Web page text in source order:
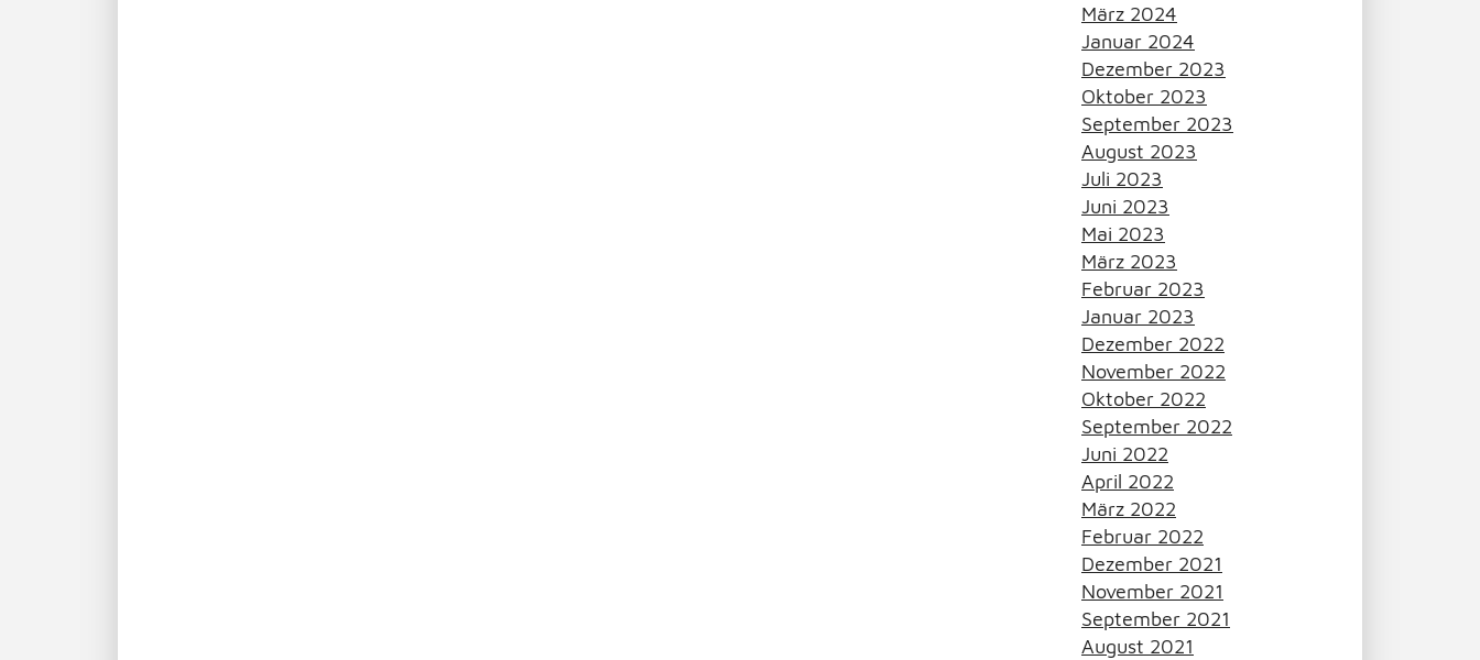
März 2024
Januar 2024
Dezember 2023
Oktober 2023
September 2023
August 2023
Juli 2023
Juni 2023
Mai 2023
März 2023
Februar 2023
Januar 2023
Dezember 2022
November 2022
Oktober 2022
September 2022
Juni 2022
April 2022
März 2022
Februar 2022
Dezember 2021
November 2021
September 2021
August 2021